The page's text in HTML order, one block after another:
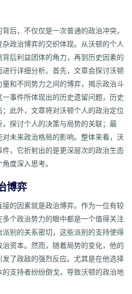
后，不仅仅是一次普通的政治冲突，
政治博弈的交织体现。从沃顿的个人
后利益团体的角力，再到历史因素的
行详细分析。首先，文章会探讨沃顿
和不同势力之间的博弈，揭示政治斗
事件所体现出的历史遗留问题，历史
此外，文章将对沃顿个人的政治定位
探讨个人的决策与局势的关联；最
未来政治格局的影响。整体来看，沃
，它折射出的是更深层次的政治生态
度深入思考。
博弈
的因素就是政治博弈。作为一位有较
个政治势力的眼中都是一个值得关注
别的关系密切，这些派别的支持使得
资本。然而，随着局势的变化，他的
了政敌的强烈反应。尤其是在他选择
支持者纷纷倒戈，导致沃顿的政治地